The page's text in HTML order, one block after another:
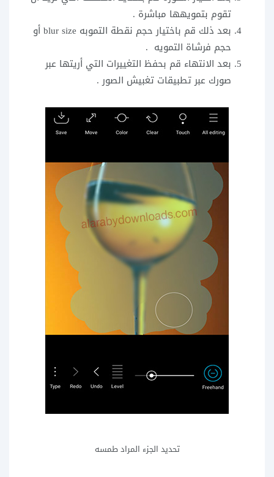
تقوم بتمويهها مباشرة .
بعد ذلك قم باختيار حجم نقطة التموبه blur size أو
حجم فرشاة التمويه .
بعد الانتهاء قم بحفظ التغييرات التي أريتها عبر
صورك عبر تطبيقات تغبيش الصور .
تحديد الجزء المراد طمسه